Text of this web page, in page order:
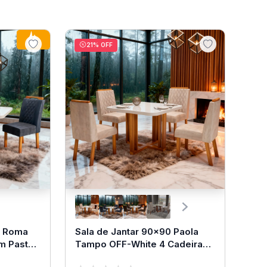
Pastor
21% OFF
Sala de Jantar 90x90 Paola
Tampo OFF-White 4 Cadeiras
9º
sofá retrátil
10º mesa